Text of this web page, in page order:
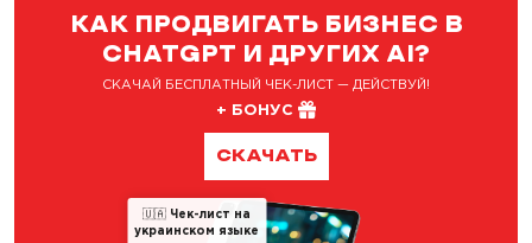
КАК ПРОДВИГАТЬ БИЗНЕС В
CHATGPT И ДРУГИХ AI?
СКАЧАЙ БЕСПЛАТНЫЙ ЧЕК-ЛИСТ — ДЕЙСТВУЙ!
+ БОНУС
СКАЧАТЬ
🇺🇦 Чек-лист на
украинском языке